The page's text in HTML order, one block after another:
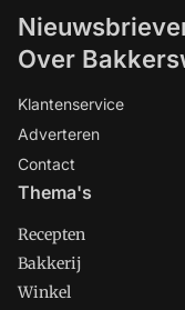
Over
Klantenservice
Adverteren
Contact
Thema's
Recepten
Bakkerij
Winkel